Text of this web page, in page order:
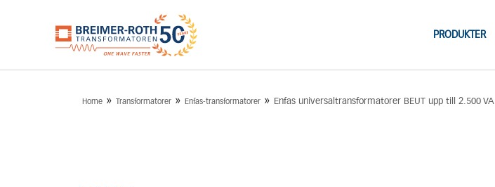
PRODUKTER
Home » Transformatorer » Enfas-transformatorer » Enfas universaltransformatorer BEUT upp till 2.500 VA